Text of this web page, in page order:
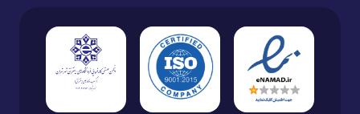
تهدیدات مشکوک و به‌روزرسانی مستمر
سیستم‌های امنیتی، از سرور و اطلاعات شما در
برابر حملات رایج محافظت می‌کند.
امکان ارتقای آسان منابع:با رشد وب‌سایت یا